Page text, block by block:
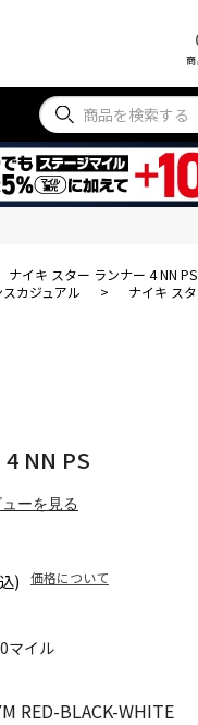
ナイキ スター ランナー 4 NN PS
カジュアル > ナイキ ス
マイル
NN PS
ーを見る
) 価格について
RED-BLACK-WHITE